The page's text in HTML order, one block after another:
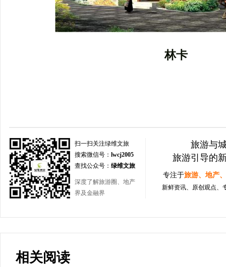
林卡
扫一扫关注绿维文旅
搜索微信号： lwcj2005
查找公众号： 绿维文旅
深度了解旅游圈、地产
界及金融界
旅游与
旅游引导的
专注于旅游、地产
新鲜资讯、原创观点、
相关阅读